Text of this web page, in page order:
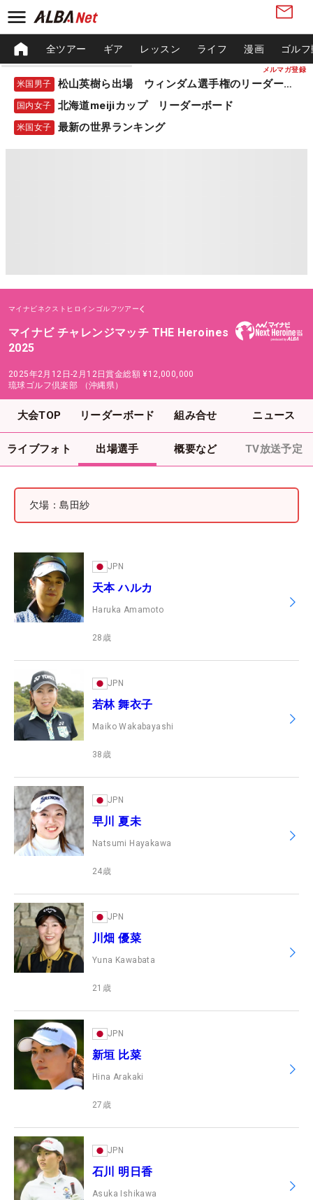
メルマガ登録
全ツアー ギア レッスン ライフ 漫画 ゴル
米国男子 松山英樹ら出場 ウィンダム選手権のリーダーボード
国内女子 北海道meijiカップ リーダーボード
米国女子 最新の世界ランキング
マイナビネクストヒロインゴルフツアー
マイナビ チャレンジマッチ THE Heroines
2025
2025年2月12日-2月12日賞金総額 ¥12,000,000
琉球ゴルフ倶楽部 （沖縄県）
大会TOP リーダーボード 組み合せ ニュース
ライブフォト 出場選手 概要など TV放送予定
欠場：島田紗
JPN
天本 ハルカ
Haruka Amamoto
28 歳
JPN
若林 舞衣子
Maiko Wakabayashi
38 歳
JPN
早川 夏未
Natsumi Hayakawa
24歳
JPN
川畑 優菜
Yuna Kawabata
21 歳
JPN
新垣 比菜
Hina Arakaki
27 歳
JPN
石川 明日香
Asuka Ishikawa